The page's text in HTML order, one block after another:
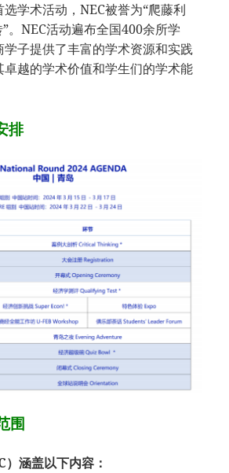
学术活动，NEC被誉为“爬藤利
。NEC活动遍布全国400余所学
子提供了丰富的学术资源和实践
越的学术价值和学生们的学术能
排
围
涵盖以下内容：